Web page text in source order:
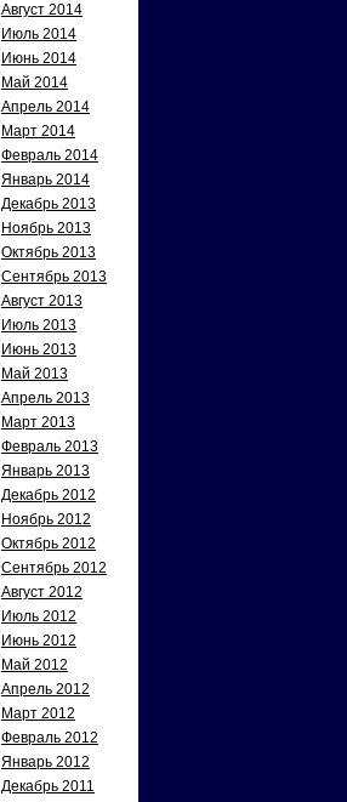
Август 2014
Июль 2014
Июнь 2014
Май 2014
Апрель 2014
Март 2014
Февраль 2014
Январь 2014
Декабрь 2013
Ноябрь 2013
Октябрь 2013
Сентябрь 2013
Август 2013
Июль 2013
Июнь 2013
Май 2013
Апрель 2013
Март 2013
Февраль 2013
Январь 2013
Декабрь 2012
Ноябрь 2012
Октябрь 2012
Сентябрь 2012
Август 2012
Июль 2012
Июнь 2012
Май 2012
Апрель 2012
Март 2012
Февраль 2012
Январь 2012
Декабрь 2011